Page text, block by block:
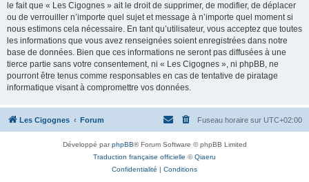
le fait que « Les Cigognes » ait le droit de supprimer, de modifier, de déplacer
ou de verrouiller n’importe quel sujet et message à n’importe quel moment si
nous estimons cela nécessaire. En tant qu’utilisateur, vous acceptez que toutes
les informations que vous avez renseignées soient enregistrées dans notre
base de données. Bien que ces informations ne seront pas diffusées à une
tierce partie sans votre consentement, ni « Les Cigognes », ni phpBB, ne
pourront être tenus comme responsables en cas de tentative de piratage
informatique visant à compromettre vos données.
Les Cigognes Forum Fuseau horaire sur UTC+02:00
Développé parphpBB® Forum Software © phpBB Limited
Traduction française officielle ©Qiaeru
Confidentialité | Conditions